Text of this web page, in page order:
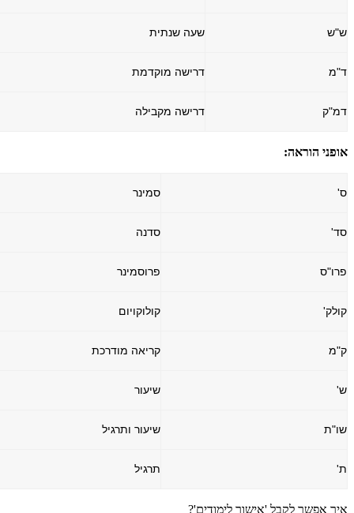
ש"ש שעה שנתית
ד"מ דרישה מוקדמת
דמ"ק דרישה מקבילה
אופני הוראה:
ס' סמינר
סד' סדנה
פרו"ס פרוסמינר
קולק' קולוקויום
ק"מ קריאה מודרכת
ש' שיעור
שו"ת שיעור ותרגיל
ת' תרגיל
איך אפשר לקבל 'אישור לימודים'?